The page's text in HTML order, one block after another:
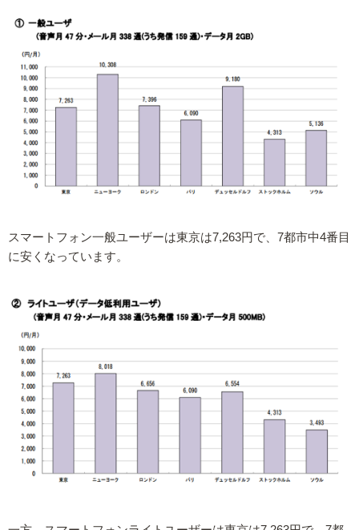
スマートフォン一般ユーザーは東京は7,263円で、7都市中4番目
に安くなっています。